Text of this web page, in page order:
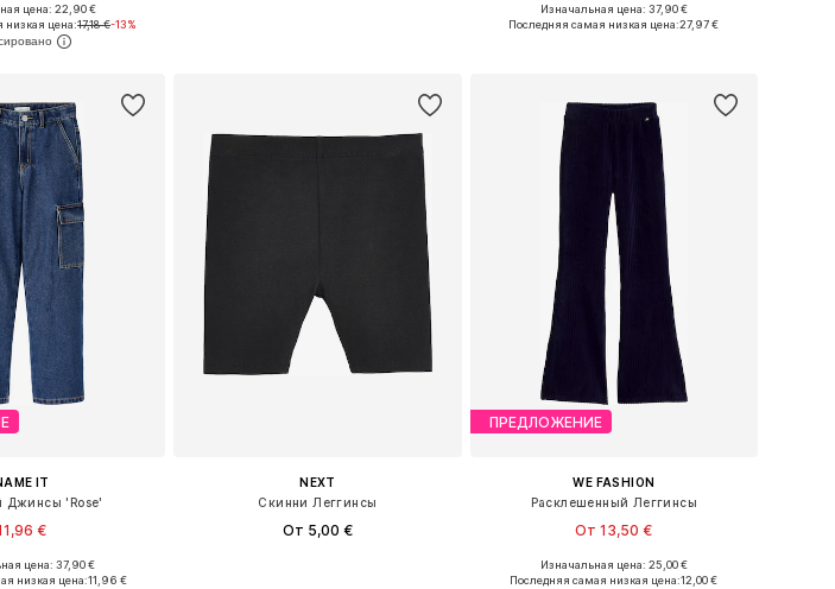
размеров
в корзину
цена: 22,90 €
низкая цена:17,18 €-13%
Доступно множество размеров
Изначальная цена: 37,90 €
Последняя самая низкая цена:27,97 €
IT
Джинсы 'Rose'
€
размеров
цена: 37,90 €
низкая цена:11,96 €
NEXT
Скинни Леггинсы
От 5,00 €
ПРЕДЛОЖЕНИЕ
WE FASHION
Расклешенный Леггинсы
От 13,50 €
+ 5
Доступно множество размеров
Изначальная цена: 25,00 €
Последняя самая низкая цена:12,00 €